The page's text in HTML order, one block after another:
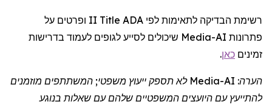
רשימת הבדיקה לתאימות לפי ADA Title
II ופרטים על
פתרונות AI-
Media שיכולים לסייע לגופים לעמוד בדרישות
זמינים כאן.
הערה: AI- Media לא תספק ייעוץ משפטי; המשתתפים מוזמנים
להתייעץ עם היועצים המשפטיים שלהם עם שאלות בנוגע